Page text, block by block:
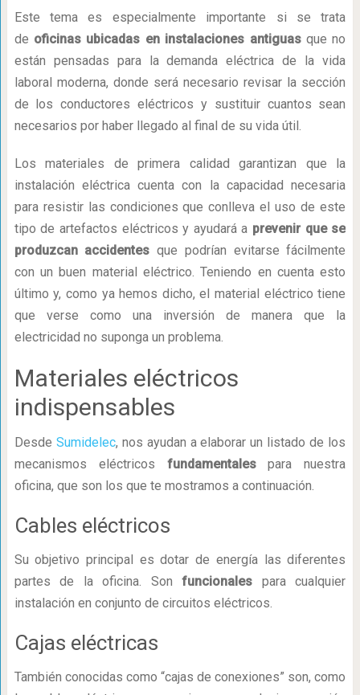
Este tema es especialmente importante si se trata
de oficinas ubicadas en instalaciones antiguasque no
están pensadas para la demanda eléctrica de la vida
laboral moderna, donde será necesario revisar la sección
de los conductores eléctricos y sustituir cuantos sean
necesarios por haber llegado al final de su vida útil.
Los materiales de primera calidad garantizan que la
instalación eléctrica cuenta con la capacidad necesaria
para resistir las condiciones que conlleva el uso de este
tipo de artefactos eléctricos y ayudará a prevenir que se
produzcan accidentes que podrían evitarse fácilmente
con un buen material eléctrico. Teniendo en cuenta esto
último y, como ya hemos dicho, el material eléctrico tiene
que verse como una inversión de manera que la
electricidad no suponga un problema.
Materiales eléctricos
indispensables
Desde Sumidelec, nos ayudan a elaborar un listado de los
mecanismos eléctricos fundamentalespara nuestra
oficina, que son los que te mostramos a continuación.
Cables eléctricos
Su objetivo principal es dotar de energía las diferentes
partes de la oficina. Sonfuncionales para cualquier
instalación en conjunto de circuitos eléctricos.
Cajas eléctricas
También conocidas como “cajas de conexiones” son, como